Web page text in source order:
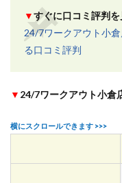
▼すぐに口コミ評判を
24/7ワークアウト小
る口コミ評判
▼ 24/7ワークアウト小倉